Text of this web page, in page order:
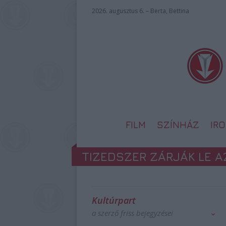
2026. augusztus 6. – Berta, Bettina
FILM SZÍNHÁZ
TIZEDSZER ZÁRJÁK LE
Kultúrpart
a szerző friss bejegyzései